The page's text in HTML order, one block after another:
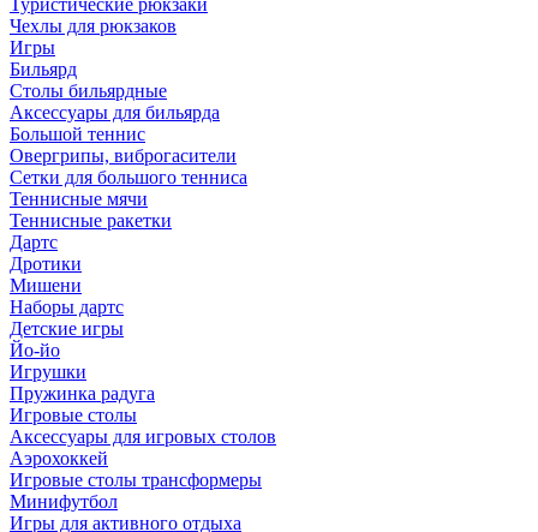
Туристические рюкзаки
Чехлы для рюкзаков
Игры
Бильярд
Столы бильярдные
Аксессуары для бильярда
Большой теннис
Овергрипы, виброгасители
Сетки для большого тенниса
Теннисные мячи
Теннисные ракетки
Дартс
Дротики
Мишени
Наборы дартс
Детские игры
Йо-йо
Игрушки
Пружинка радуга
Игровые столы
Аксессуары для игровых столов
Аэрохоккей
Игровые столы трансформеры
Минифутбол
Игры для активного отдыха